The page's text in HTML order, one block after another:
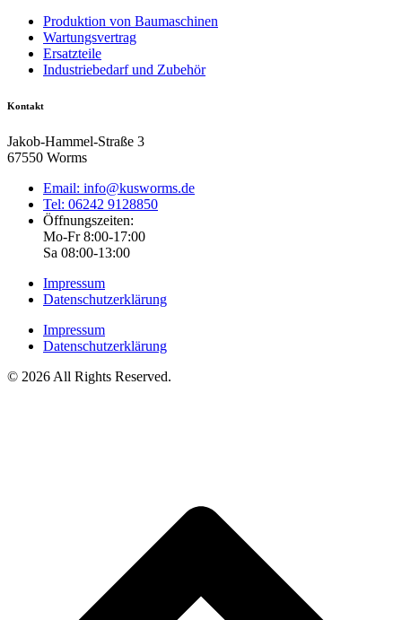
Produktion von Baumaschinen
Wartungsvertrag
Ersatzteile
Industriebedarf und Zubehör
Kontakt
Jakob-Hammel-Straße 3
67550 Worms
Email: info@kusworms.de
Tel: 06242 9128850
Öffnungszeiten:
Mo-Fr 8:00-17:00
Sa 08:00-13:00
Impressum
Datenschutzerklärung
Impressum
Datenschutzerklärung
© 2026 All Rights Reserved.